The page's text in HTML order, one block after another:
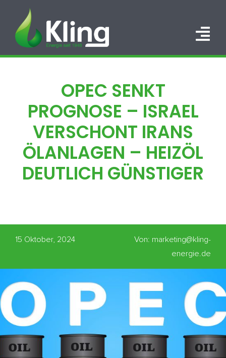
springen
ÜBER UNS
KARRIERE
KONTAKT
OPEC SENKT
PROGNOSE – ISRAEL
VERSCHONT IRANS
ÖLANLAGEN – HEIZÖL
DEUTLICH GÜNSTIGER
15 Oktober, 2024
Von: marketing@kling-
energie.de